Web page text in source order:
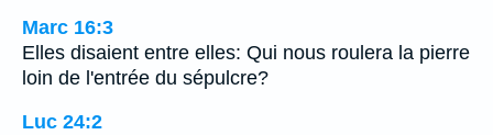
Marc 16:3
Elles disaient entre elles: Qui nous roulera la pierre
loin de l'entrée du sépulcre?
Luc 24:2